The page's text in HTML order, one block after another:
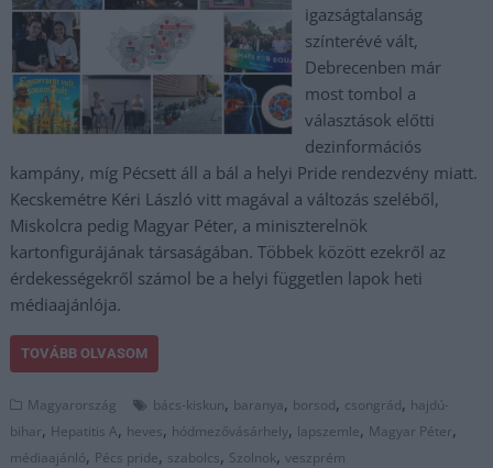
igazságtalanság
színterévé vált,
Debrecenben már
most tombol a
választások előtti
dezinformációs
kampány, míg Pécsett áll a bál a helyi Pride rendezvény miatt.
Kecskemétre Kéri László vitt magával a változás szeléből,
Miskolcra pedig Magyar Péter, a miniszterelnök
kartonfigurájának társaságában. Többek között ezekről az
érdekességekről számol be a helyi független lapok heti
médiaajánlója.
TOVÁBB OLVASOM
Magyarország bács-kiskun, baranya, borsod, csongrád, hajdú-
bihar, Hepatitis A, heves, hódmezővásárhely, lapszemle, Magyar Péter,
médiaajánló, Pécs pride, szabolcs, Szolnok,veszprém